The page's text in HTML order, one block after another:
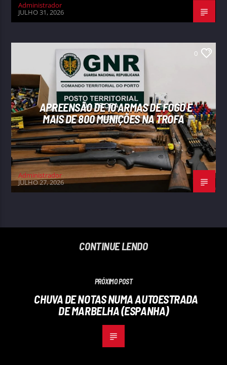
Administrador
JULHO 31, 2026
0
APREENSÃO DE 10 ARMAS DE FOGO E
MAIS DE 800 MUNIÇÕES NA TROFA
Administrador
JULHO 27, 2026
CONTINUE LENDO
PRÓXIMO POST
CHUVA DE NOTAS NUMA AUTOESTRADA
DE MARBELHA (ESPANHA)